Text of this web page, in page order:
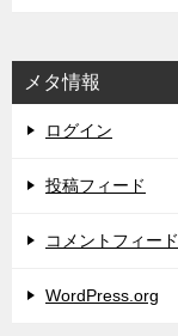
メタ情報
ログイン
投稿フィード
コメントフィード
WordPress.org